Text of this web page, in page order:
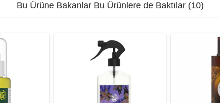
Bu Ürüne Bakanlar Bu Ürünlere de Baktılar (10)